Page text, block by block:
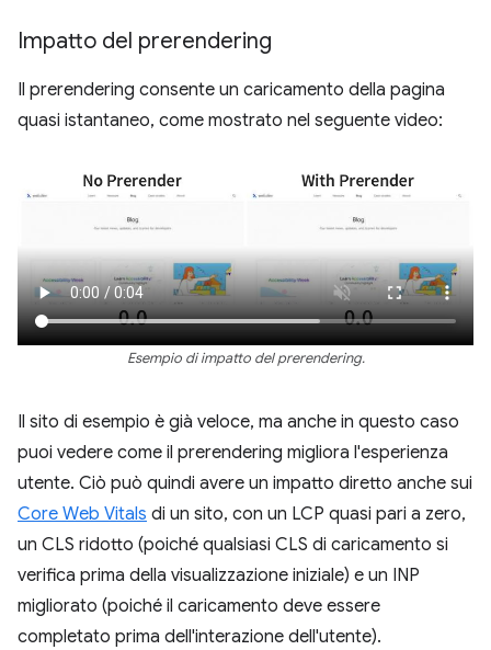
Impatto del prerendering
Il prerendering consente un caricamento della pagina
quasi istantaneo, come mostrato nel seguente video:
Esempio di impatto del prerendering.
Il sito di esempio è già veloce, ma anche in questo caso
puoi vedere come il prerendering migliora l'esperienza
utente. Ciò può quindi avere un impatto diretto anche sui
Core Web Vitals di un sito, con un LCP quasi pari a zero,
un CLS ridotto (poiché qualsiasi CLS di caricamento si
verifica prima della visualizzazione iniziale) e un INP
migliorato (poiché il caricamento deve essere
completato prima dell'interazione dell'utente).